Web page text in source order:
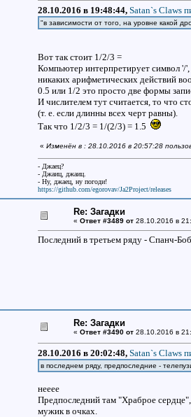
28.10.2016 в 19:48:44, Satan`s Claws
"в зависимости от того, на уровне какой
Вот так стоит 1/2/3 =
Компьютер интерпретирует символ '/
никаких арифметических действий
0.5 или 1/2 это просто две формы
И числителем тут считается, то что
(т. е. если длинны всех черт равны).
Так что 1/2/3 = 1/(2/3) = 1.5
« Изменён в : 28.10.2016 в 20:57:28
- Джаец?
- Джаиц, джаиц.
- Ну, джаец, ну погоди!
https://github.com/egorovav/Ja2Project/releases
Re: Загадки
« Ответ #3489 от28.10.2016 в
Последний в третьем ряду - Спанч-Боб
Re: Загадки
« Ответ #3490 от28.10.2016 в
28.10.2016 в 20:02:48, Satan`s Claws
в последнем ряду, предпоследние -
нееее
Предпоследний там "Храброе
мужик в очках.